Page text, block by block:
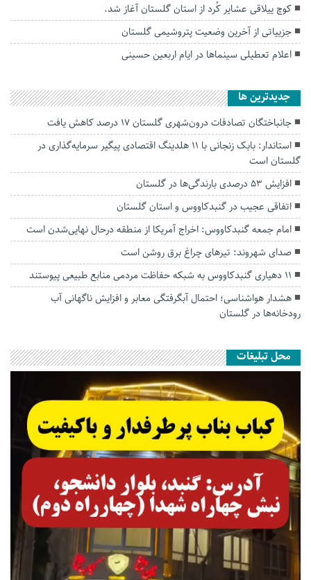
کوچ ییلاقی عشایر کُرد از استان گلستان آغاز شد.
جزییاتی از آخرین وضعیت پتروشیمی گلستان
اعلام تعطیلی سینما‌ها در ایام اربعین حسینی
جديدترين ها
جانباختگان تصادفات درون‌شهری گلستان ۱۷ درصد کاهش یافت
استاندار: بابک زنجانی با ۱۱ هلدینگ اقتصادی پیگیر سرمایه‌گذاری در
گلستان است
افزایش ۵۳ درصدی بارندگی‌ها در گلستان
اتفاقی عجیب در‌ گنبدکاووس و استان گلستان
امام جمعه گنبدکاووس: اخراج آمریکا از منطقه درحال نهایی‌شدن است
صدای شهروند: تیرهای چراغ برق روشن است
۱۱ دهیاری گنبدکاووس به شبکه حفاظت مردمی منابع طبیعی پیوستند
هشدار هواشناسی؛ احتمال آبگرفتگی معابر و افزایش ناگهانی آب
رودخانه‌ها در گلستان
محل تبلیغات